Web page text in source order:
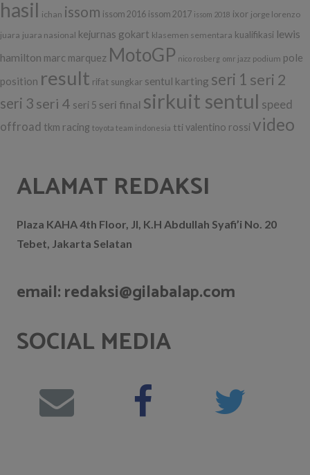
hasil ichan issom issom 2016 issom 2017 issom 2018 ixor jorge lorenzo
juara juara nasional kejurnas gokart klasemen sementara kualifikasi lewis
hamilton marc marquez MotoGP nico rosberg omr jazz podium pole
position result rifat sungkar sentul karting seri 1 seri 2
seri 3 seri 4 seri 5 seri final sirkuit sentul speed
offroad tkm racing toyota team indonesia tti valentino rossi video
ALAMAT REDAKSI
Plaza KAHA 4th Floor, Jl, K.H Abdullah Syafi’i No. 20
Tebet, Jakarta Selatan
email: redaksi@gilabalap.com
SOCIAL MEDIA